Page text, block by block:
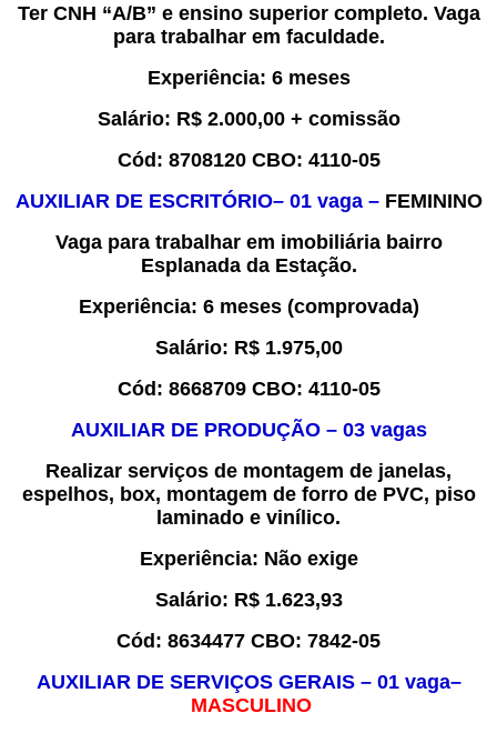
Ter CNH “A/B” e ensino superior completo. Vaga
para trabalhar em faculdade.
Experiência: 6 meses
Salário: R$ 2.000,00 + comissão
Cód: 8708120 CBO: 4110-05
AUXILIAR DE ESCRITÓRIO– 01vaga – FEMININO
Vaga para trabalhar em imobiliária bairro
Esplanada da Estação.
Experiência: 6 meses (comprovada)
Salário: R$ 1.975,00
Cód: 8668709 CBO: 4110-05
AUXILIAR DE PRODUÇÃO– 03vagas
Realizar serviços de montagem de janelas,
espelhos, box, montagem de forro de PVC, piso
laminado e vinílico.
Experiência: Não exige
Salário: R$ 1.623,93
Cód: 8634477 CBO: 7842-05
AUXILIAR DE SERVIÇOS GERAIS– 01vaga–
MASCULINO